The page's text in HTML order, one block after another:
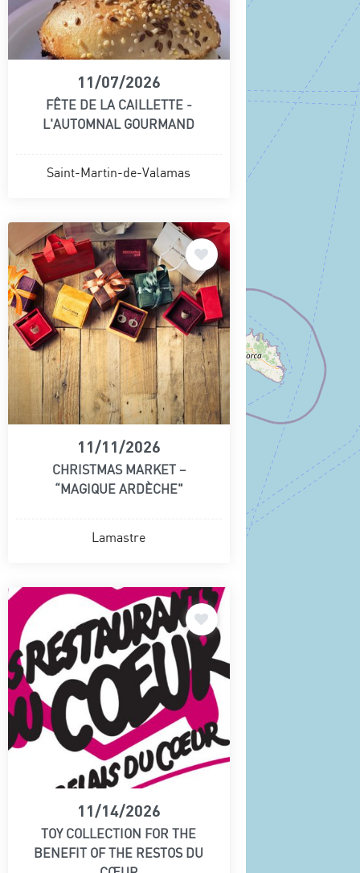
11/07/2026
FÊTE DE LA CAILLETTE -
L'AUTOMNAL GOURMAND
Saint-Martin-de-Valamas
11/11/2026
CHRISTMAS MARKET –
“MAGIQUE ARDÈCHE"
Lamastre
11/14/2026
TOY COLLECTION FOR THE
BENEFIT OF THE RESTOS DU